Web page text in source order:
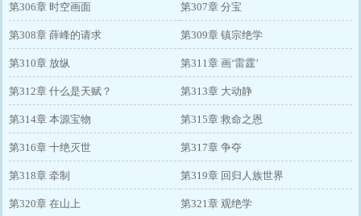
第306章 时空画面 第307章 分宝
第308章 薛峰的请求 第309章 镇宗绝学
第310章 放纵 第311章 画‘雷霆’
第312章 什么是天赋？ 第313章 大动静
第314章 本源宝物 第315章 救命之恩
第316章 十绝灭世 第317章 争夺
第318章 牵制 第319章 回归人族世界
第320章 在山上 第321章 观绝学